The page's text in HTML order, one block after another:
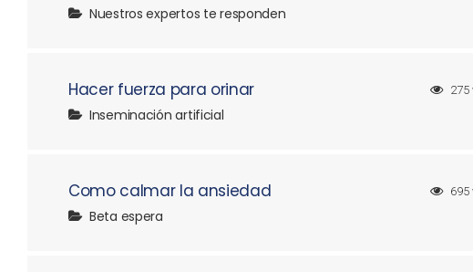
Nuestros expertos te responden
Hacer fuerza para orinar
Inseminación artificial
275
Como calmar la ansiedad
Beta espera
695